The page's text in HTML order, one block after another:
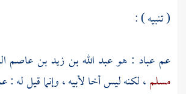
( تنبيه ) :
عمعباد : هوعبد الله بن زيد بن عاصم
مسلم، لكنه ليس أخا لأبيه ، وإنما قيل له